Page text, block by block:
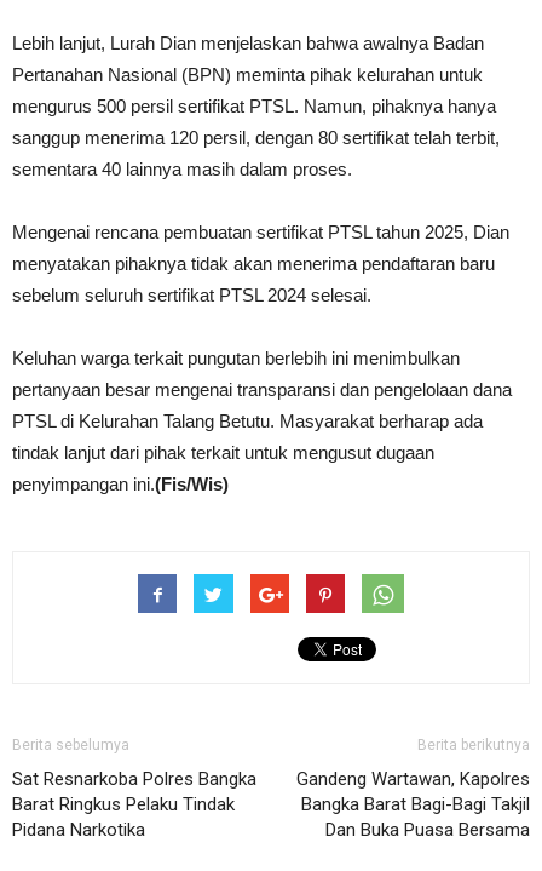
Lebih lanjut, Lurah Dian menjelaskan bahwa awalnya Badan
Pertanahan Nasional (BPN) meminta pihak kelurahan untuk
mengurus 500 persil sertifikat PTSL. Namun, pihaknya hanya
sanggup menerima 120 persil, dengan 80 sertifikat telah terbit,
sementara 40 lainnya masih dalam proses.
Mengenai rencana pembuatan sertifikat PTSL tahun 2025, Dian
menyatakan pihaknya tidak akan menerima pendaftaran baru
sebelum seluruh sertifikat PTSL 2024 selesai.
Keluhan warga terkait pungutan berlebih ini menimbulkan
pertanyaan besar mengenai transparansi dan pengelolaan dana
PTSL di Kelurahan Talang Betutu. Masyarakat berharap ada
tindak lanjut dari pihak terkait untuk mengusut dugaan
penyimpangan ini.(Fis/Wis)
Berita sebelumya
Sat Resnarkoba Polres Bangka
Barat Ringkus Pelaku Tindak
Pidana Narkotika
Berita berikutnya
Gandeng Wartawan, Kapolres
Bangka Barat Bagi-Bagi Takjil
Dan Buka Puasa Bersama